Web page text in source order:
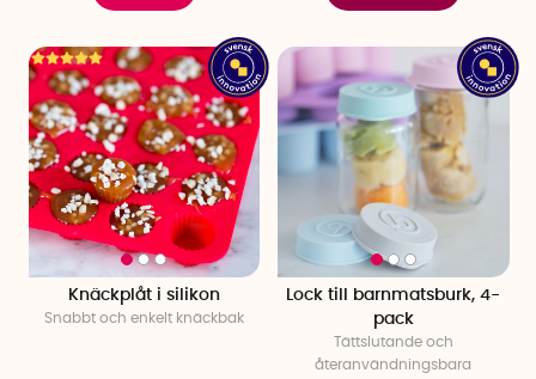
Knäckplåt i silikon
Snabbt och enkelt knäckbak
Lock till barnmatsburk, 4-
pack
Tättslutande och
återanvändningsbara